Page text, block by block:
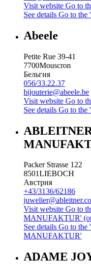
Visit website Go to
See details Go to the
Abeele
Petite Rue 39-41
7700Mouscron
Бельгия
056/33.22.37
bijouterie@abeele.be
Visit website Go to
See details Go to the
Packer Strasse 122
8501LIEBOCH
Австрия
+43/3136/62186
Visit website Go to
MANUFAKTUR'
See details Go to
MANUFAKTUR'
ADAME